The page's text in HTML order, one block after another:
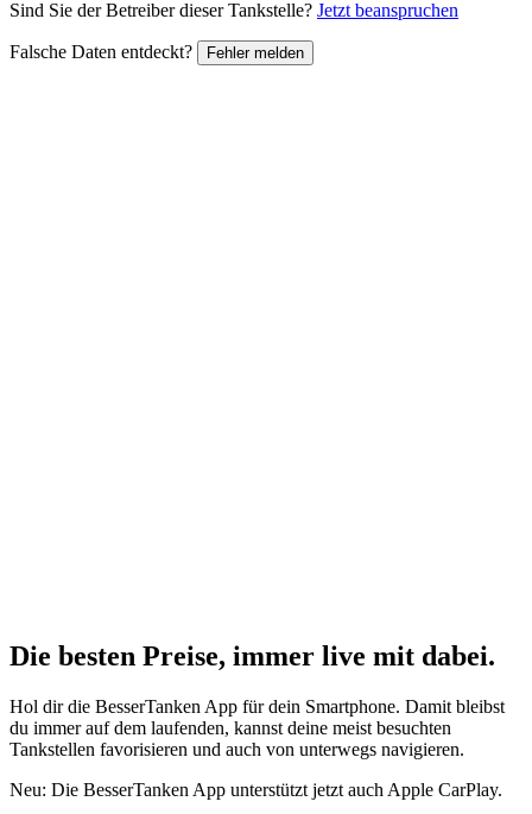
Sind Sie der Betreiber dieser Tankstelle? Jetzt beanspruchen
Falsche Daten entdeckt? Fehler melden
Die besten Preise, immer live mit dabei.
Hol dir die BesserTanken App für dein Smartphone. Damit bleibst
du immer auf dem laufenden, kannst deine meist besuchten
Tankstellen favorisieren und auch von unterwegs navigieren.
Neu: Die BesserTanken App unterstützt jetzt auch Apple CarPlay.